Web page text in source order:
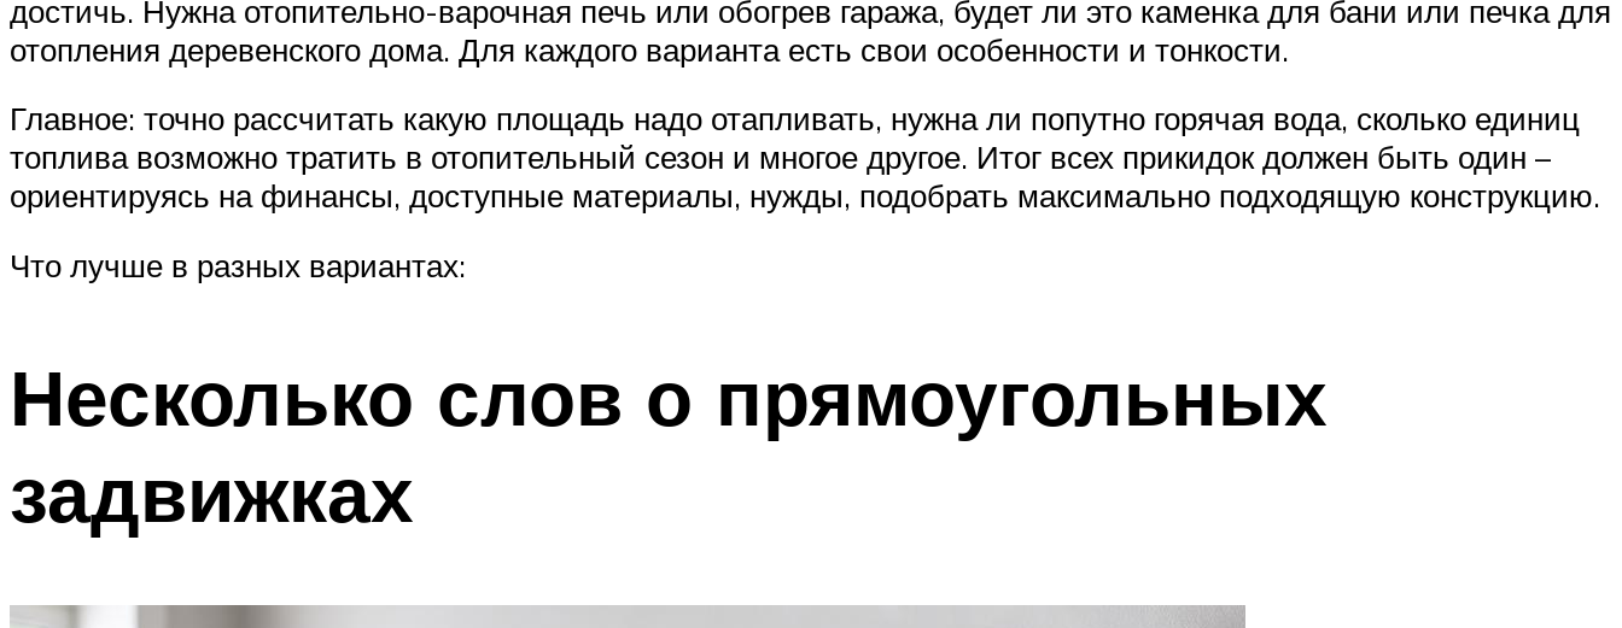
достичь. Нужна отопительно-варочная печь или обогрев гаража, будет ли это каменка для бани или печка для
отопления деревенского дома. Для каждого варианта есть свои особенности и тонкости.
Главное: точно рассчитать какую площадь надо отапливать, нужна ли попутно горячая вода, сколько единиц
топлива возможно тратить в отопительный сезон и многое другое. Итог всех прикидок должен быть один –
ориентируясь на финансы, доступные материалы, нужды, подобрать максимально подходящую конструкцию.
Что лучше в разных вариантах:
Несколько слов о прямоугольных
задвижках